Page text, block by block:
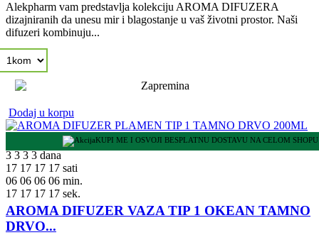
Alekpharm vam predstavlja kolekciju AROMA DIFUZERA
dizajniranih da unesu mir i blagostanje u vaš životni prostor. Naši
difuzeri kombinuju...
Dodaj u korpu
KUPI ME I OSVOJI BESPLATNU DOSTAVU NA CELOM SHOPU
3 3 3 3 dana
17 17 17 17 sati
06 06 06 06 min.
16 16 16 16 sek.
AROMA DIFUZER VAZA TIP 1 OKEAN TAMNO
DRVO...